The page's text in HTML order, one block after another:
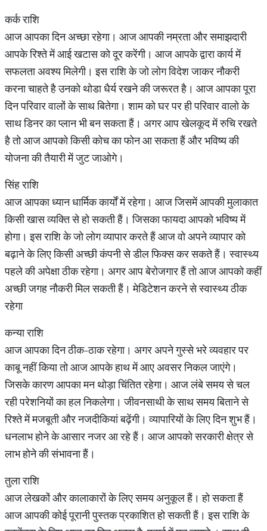
कर्क राशि
आज आपका दिन अच्छा रहेगा। आज आपकी नम्रता और समाझदारी
आपके रिश्ते में आई खटास को दूर करेंगी। आज आपके द्वारा कार्य में
सफलता अवश्य मिलेगी। इस राशि के जो लोग विदेश जाकर नौकरी
करना चाहते है उनको थोडा धैर्य रखने की जरूरत है। आज आपका पूरा
दिन परिवार वालों के साथ बितेगा। शाम को घर पर ही परिवार वालो के
साथ डिनर का प्लान भी बन सकता हैं। अगर आप खेलकूद में रुचि रखते
है तो आज आपको किसी कोच का फोन आ सकता हैं और भविष्य की
योजना की तैयारी में जुट जाओगे।
सिंह राशि
आज आपका ध्यान धार्मिक कार्यों में रहेगा। आज जिसमें आपकी मुलाकात
किसी खास व्यक्ति से हो सकती हैं। जिसका फायदा आपको भविष्य में
होगा। इस राशि के जो लोग व्यापार करते हैं आज वो अपने व्यापार को
बढ़ाने के लिए किसी अच्छी कंपनी से डील फिक्स कर सकते हैं। स्वास्थ्य
पहले की अपेक्षा ठीक रहेगा। अगर आप बेरोजगार हैं तो आज आपको कहीं
अच्छी जगह नौकरी मिल सकती हैं। मेडिटेशन करने से स्वास्थ्य ठीक
रहेगा
कन्या राशि
आज आपका दिन ठीक-ठाक रहेगा। अगर अपने गुस्से भरे व्यवहार पर
काबू नहीं किया तो आज आपके हाथ में आए अवसर निकल जाएंगे।
जिसके कारण आपका मन थोड़ा चिंतित रहेगा। आज लंबे समय से चल
रही परेशनियों का हल निकलेगा। जीवनसाथी के साथ समय बिताने से
रिश्ते में मजबूती और नजदीकियां बढ़ेंगी। व्यापारियों के लिए दिन शुभ हैं।
धनलाभ होने के आसार नजर आ रहे हैं। आज आपको सरकारी क्षेत्र से
लाभ होने की संभावना हैं।
तुला राशि
आज लेखकों और कालाकारों के लिए समय अनुकूल हैं। हो सकता हैं
आज आपकी कोई पूरानी पुस्तक प्रकाशित हो सकती हैं। इस राशि के